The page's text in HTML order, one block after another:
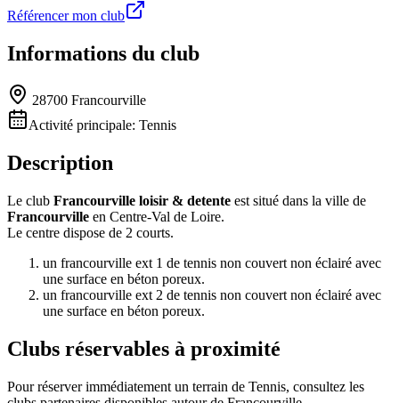
Référencer mon club
Informations du club
28700 Francourville
Activité principale: Tennis
Description
Le club Francourville loisir & detente est situé dans la ville de
Francourville en Centre-Val de Loire.
Le centre dispose de 2 courts.
un francourville ext 1 de tennis non couvert non éclairé avec
une surface en béton poreux.
un francourville ext 2 de tennis non couvert non éclairé avec
une surface en béton poreux.
Clubs réservables à proximité
Pour réserver immédiatement un terrain de Tennis, consultez les